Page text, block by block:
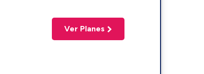
Ver Planes